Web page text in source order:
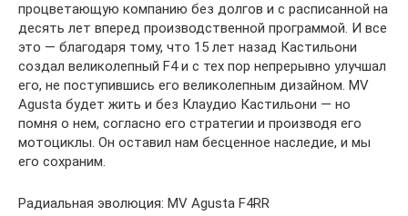
процветающую компанию без долгов и с расписанной на
десять лет вперед производственной программой. И все
это — благодаря тому, что 15 лет назад Кастильони
создал великолепный F4 и с тех пор непрерывно улучшал
его, не поступившись его великолепным дизайном. MV
Agusta будет жить и без Клаудио Кастильони — но
помня о нем, согласно его стратегии и производя его
мотоциклы. Он оставил нам бесценное наследие, и мы
его сохраним.
Радиальная эволюция: MV Agusta F4RR